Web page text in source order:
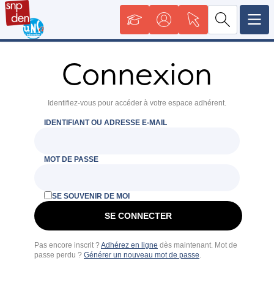
Connexion
Identifiez-vous pour accéder à votre espace adhérent.
IDENTIFIANT OU ADRESSE E-MAIL
MOT DE PASSE
SE SOUVENIR DE MOI
Pas encore inscrit ?Adhérez en ligne dès maintenant. Mot de
passe perdu ? Générer un nouveau mot de passe.